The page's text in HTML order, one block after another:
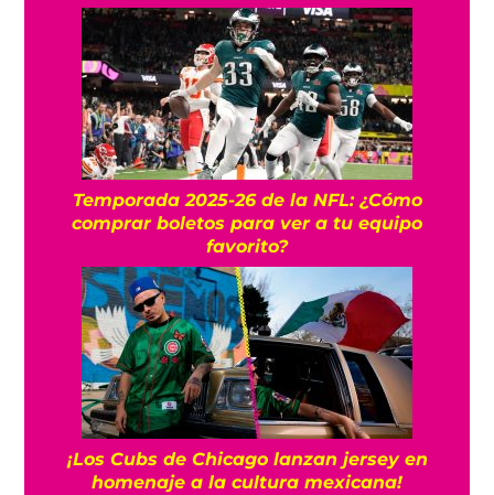
Temporada 2025-26 de la NFL: ¿Cómo
comprar boletos para ver a tu equipo
favorito?
¡Los Cubs de Chicago lanzan jersey en
homenaje a la cultura mexicana!